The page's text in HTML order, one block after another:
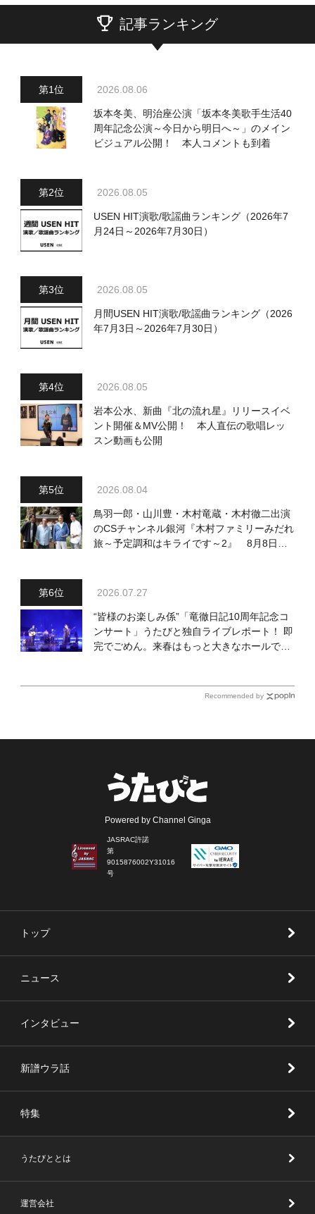
記事ランキング
2026.08.06
坂本冬美、明治座公演「坂本冬美歌手生活40
周年記念公演～今日から明日へ～」のメイン
ビジュアル公開！ 本人コメントも到着
2026.08.05
USEN HIT演歌/歌謡曲ランキング（2026年7
月24日～2026年7月30日）
2026.08.05
月間USEN HIT演歌/歌謡曲ランキング（2026
年7月3日～2026年7月30日）
2026.08.05
岩本公水、新曲『北の流れ星』リリースイベ
ント開催＆MV公開！ 本人直伝の歌唱レッ
スン動画も公開
2026.08.04
鳥羽一郎・山川豊・木村竜蔵・木村徹二出演
のCSチャンネル銀河『木村ファミリーみだれ
旅～予定調和はキライです～2』 8月8日
2026.07.27
“皆様のお楽しみ係”「竜徹日記10周年記念コ
ンサート」うたびと独自ライブレポート！ 即
完でごめん。来春はもっと大きなホールであ
Recommended by
Powered by Channel Ginga
JASRAC許諾
第
9015876002Y31016
号
トップ
ニュース
インタビュー
新譜ウラ話
特集
うたびととは
運営会社